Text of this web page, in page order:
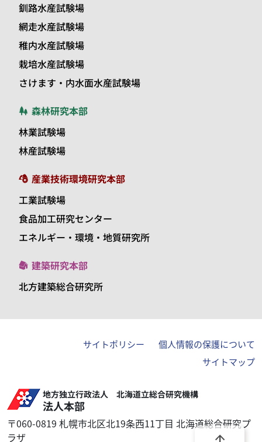
釧路水産試験場
網走水産試験場
稚内水産試験場
栽培水産試験場
さけます・内水面水産試験場
森林研究本部
林業試験場
林産試験場
産業技術環境研究本部
工業試験場
食品加工研究センター
エネルギー・環境・地質研究所
建築研究本部
北方建築総合研究所
地方独立行政法人 北海道立総合研究機構
法人本部
〒060-0819 札幌市北区北19条西11丁目 北海道総合研究プ
ラザ
サイトポリシー
個人情報の保護について
サイトマップ